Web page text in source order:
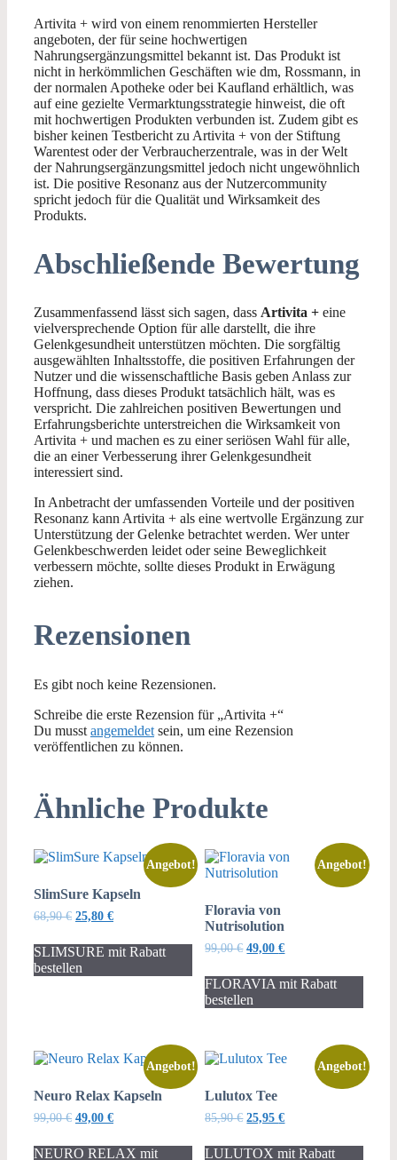
Artivita + wird von einem renommierten Hersteller
angeboten, der für seine hochwertigen
Nahrungsergänzungsmittel bekannt ist. Das Produkt ist
nicht in herkömmlichen Geschäften wie dm, Rossmann, in
der normalen Apotheke oder bei Kaufland erhältlich, was
auf eine gezielte Vermarktungsstrategie hinweist, die oft
mit hochwertigen Produkten verbunden ist. Zudem gibt es
bisher keinen Testbericht zu Artivita + von der Stiftung
Warentest oder der Verbraucherzentrale, was in der Welt
der Nahrungsergänzungsmittel jedoch nicht ungewöhnlich
ist. Die positive Resonanz aus der Nutzercommunity
spricht jedoch für die Qualität und Wirksamkeit des
Produkts.
Abschließende Bewertung
Zusammenfassend lässt sich sagen, dass Artivita + eine
vielversprechende Option für alle darstellt, die ihre
Gelenkgesundheit unterstützen möchten. Die sorgfältig
ausgewählten Inhaltsstoffe, die positiven Erfahrungen der
Nutzer und die wissenschaftliche Basis geben Anlass zur
Hoffnung, dass dieses Produkt tatsächlich hält, was es
verspricht. Die zahlreichen positiven Bewertungen und
Erfahrungsberichte unterstreichen die Wirksamkeit von
Artivita + und machen es zu einer seriösen Wahl für alle,
die an einer Verbesserung ihrer Gelenkgesundheit
interessiert sind.
In Anbetracht der umfassenden Vorteile und der positiven
Resonanz kann Artivita + als eine wertvolle Ergänzung zur
Unterstützung der Gelenke betrachtet werden. Wer unter
Gelenkbeschwerden leidet oder seine Beweglichkeit
verbessern möchte, sollte dieses Produkt in Erwägung
ziehen.
Rezensionen
Es gibt noch keine Rezensionen.
Schreibe die erste Rezension für „Artivita +“
Du musst angemeldet sein, um eine Rezension
veröffentlichen zu können.
Ähnliche Produkte
Angebot!
SlimSure Kapseln
68,90€ Ursprünglicher
war:
68,90 €
25,80 €Aktueller
ist:
25,80 €.
SLIMSURE mit Rabatt
bestellen
Angebot!
Floravia von
Nutrisolution
99,00€ Ursprünglicher
war:
99,00 €
49,00€Aktueller
ist:
49,00 €.
FLORAVIA mit Rabatt
bestellen
Angebot!
Neuro Relax Kapseln
99,00€ Ursprünglicher
war:
49,00 €Aktueller
ist:
NEURO RELAX mit
Angebot!
Lulutox Tee
85,90€ Ursprünglicher
war:
25,95€Aktueller
ist:
LULUTOX mit Rabatt